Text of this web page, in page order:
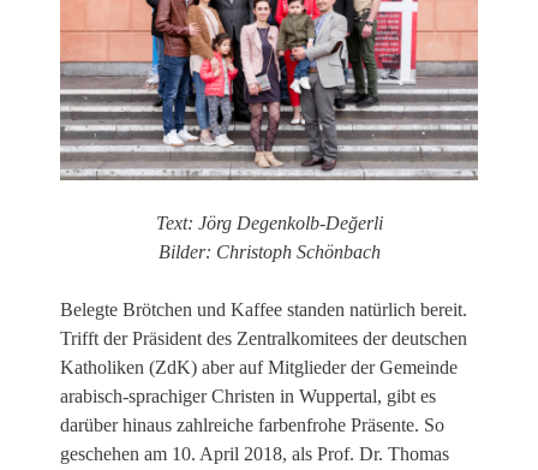
Text: Jörg Degenkolb-Değerli
Bilder: Christoph Schönbach
Belegte Brötchen und Kaffee standen natürlich bereit.
Trifft der Präsident des Zentralkomitees der deutschen
Katholiken (ZdK) aber auf Mitglieder der Gemeinde
arabisch-sprachiger Christen in Wuppertal, gibt es
darüber hinaus zahlreiche farbenfrohe Präsente. So
geschehen am 10. April 2018, als Prof. Dr. Thomas